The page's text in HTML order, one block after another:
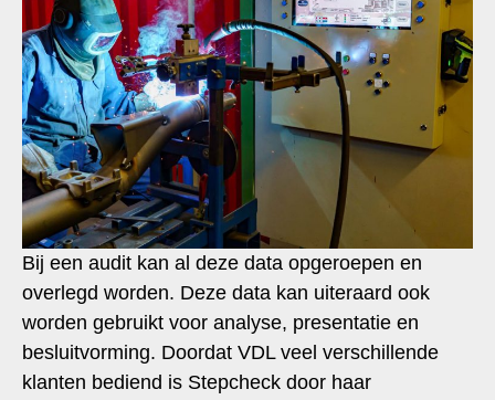
Bij een audit kan al deze data opgeroepen en
overlegd worden. Deze data kan uiteraard ook
worden gebruikt voor analyse, presentatie en
besluitvorming. Doordat VDL veel verschillende
klanten bediend is Stepcheck door haar